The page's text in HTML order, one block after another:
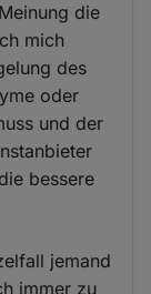
die
mich
des
oder
und der
bessere
jemand
immer zu